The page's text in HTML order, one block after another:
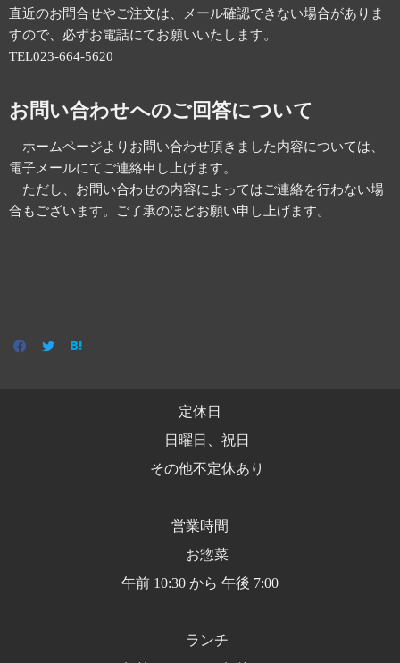
直近のお問合せやご注文は、メール確認できない場合がありま
すので、必ずお電話にてお願いいたします。
TEL023-664-5620
お問い合わせへのご回答について
ホームページよりお問い合わせ頂きました内容については、
電子メールにてご連絡申し上げます。
ただし、お問い合わせの内容によってはご連絡を行わない場
合もございます。ご了承のほどお願い申し上げます。
定休日
日曜日、祝日
その他不定休あり
営業時間
お惣菜
午前 10:30 から 午後 7:00
ランチ